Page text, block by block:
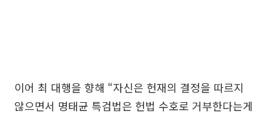
이어 최 대행을 향해 “자신은 헌재의 결정을 따르지
않으면서 명태균 특검법은 헌법 수호로 거부한다는게